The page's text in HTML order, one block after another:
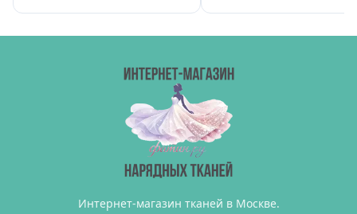
Интернет-магазин тканей в Москве.